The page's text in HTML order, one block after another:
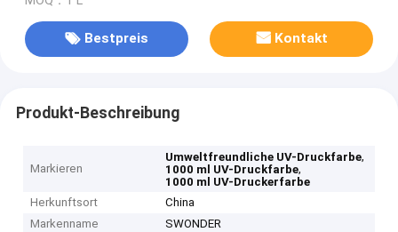
Bestpreis Kontakt
Produkt-Beschreibung
Markieren
Umweltfreundliche UV-Druckfarbe,
1000 ml UV-Druckfarbe,
1000 ml UV-Druckerfarbe
Herkunftsort
China
Markenname
SWONDER